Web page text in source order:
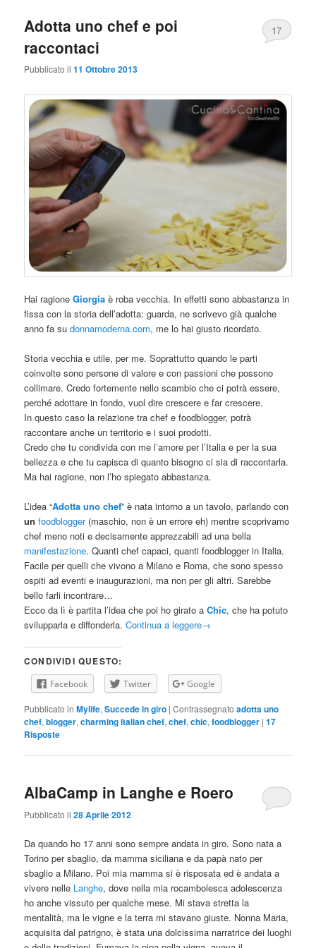
Adotta uno chef e poi
raccontaci
Pubblicato il11 Ottobre 2013
17
Hai ragioneGiorgia è roba vecchia. In effetti sono abbastanza in
fissa con la storia dell’adotta: guarda, ne scrivevo già qualche
anno fa sudonnamoderna.com, me lo hai giusto ricordato.
Storia vecchia e utile, per me. Soprattutto quando le parti
coinvolte sono persone di valore e con passioni che possono
collimare. Credo fortemente nello scambio che ci potrà essere,
perché adottare in fondo, vuol dire crescere e far crescere.
In questo caso la relazione tra chef e foodblogger, potrà
raccontare anche un territorio e i suoi prodotti.
Credo che tu condivida con me l’amore per l’Italia e per la sua
bellezza e che tu capisca di quanto bisogno ci sia di raccontarla.
Ma hai ragione, non l’ho spiegato abbastanza.
L’idea “Adotta uno chef” è nata intorno a un tavolo, parlando con
un foodblogger(maschio, non è un errore eh) mentre scoprivamo
chef meno noti e decisamente apprezzabili ad una bella
manifestazione. Quanti chef capaci, quanti foodblogger in Italia.
Facile per quelli che vivono a Milano e Roma, che sono spesso
ospiti ad eventi e inaugurazioni, ma non per gli altri. Sarebbe
bello farli incontrare…
Ecco da lì è partita l’idea che poi ho girato aChic, che ha potuto
svilupparla e diffonderla.Continua a leggere→
CONDIVIDI QUESTO:
Facebook Twitter Google
Pubblicato in Mylife,Succede in giro |Contrassegnato adotta uno
chef,blogger,charming italian chef,chef,chic,foodblogger |17
Risposte
AlbaCamp in Langhe e Roero
Pubblicato il28 Aprile 2012
Da quando ho 17 anni sono sempre andata in giro. Sono nata a
Torino per sbaglio, da mamma siciliana e da papà nato per
sbaglio a Milano. Poi mia mamma si è risposata ed è andata a
vivere nelle Langhe, dove nella mia rocambolesca adolescenza
ho anche vissuto per qualche mese. Mi stava stretta la
mentalità, ma le vigne e la terra mi stavano giuste. Nonna Maria,
acquisita dal patrigno, è stata una dolcissima narratrice dei luoghi